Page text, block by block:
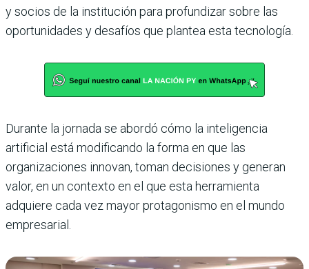
y socios de la institución para profundizar sobre las
oportunidades y desafíos que plantea esta tecnología.
Durante la jornada se abordó cómo la inteligencia
artificial está modificando la forma en que las
organizaciones innovan, toman decisiones y generan
valor, en un contexto en el que esta herramienta
adquiere cada vez mayor protagonismo en el mundo
empresarial.